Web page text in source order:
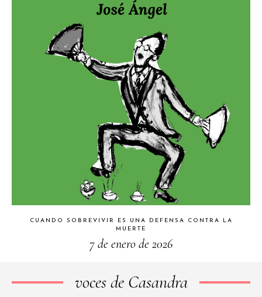
CUANDO SOBREVIVIR ES UNA DEFENSA CONTRA LA
MUERTE
7 de enero de 2026
voces de Casandra